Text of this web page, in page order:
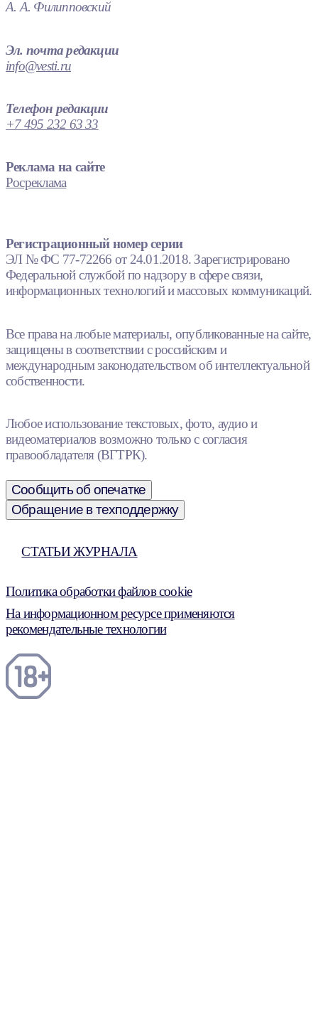
А. А. Филипповский
Эл. почта редакции
info@vesti.ru
Телефон редакции
+7 495 232 63 33
Реклама на сайте
Росреклама
Регистрационный номер серии
ЭЛ № ФС 77-72266 от 24.01.2018. Зарегистрировано
Федеральной службой по надзору в сфере связи,
информационных технологий и массовых коммуникаций.
Все права на любые материалы, опубликованные на сайте,
защищены в соответствии с российским и
международным законодательством об интеллектуальной
собственности.
Любое использование текстовых, фото, аудио и
видеоматериалов возможно только с согласия
правообладателя (ВГТРК).
Сообщить об опечатке
Обращение в техподдержку
СТАТЬИ ЖУРНАЛА
Политика обработки файлов cookie
На информационном ресурсе применяются
рекомендательные технологии